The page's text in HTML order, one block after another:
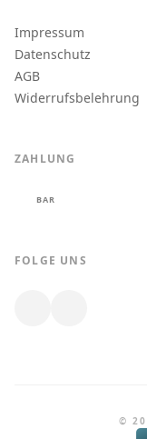
Impressum
Datenschutz
AGB
Widerrufsbelehrung
ZAHLUNG
BAR
FOLGE UNS
©